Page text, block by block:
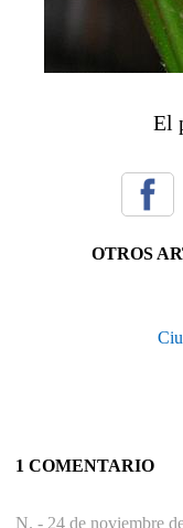
El
OTROS
1 COMENTARIO
N. - 24 de noviembre